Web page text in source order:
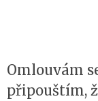
Omlouvám
připouštím,